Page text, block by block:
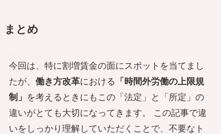
まとめ
今回は、特に割増賃金の面にスポットを当てまし
たが、 働き方改革における 「時間外労働の上限規
制」 を考えるときにもこの「法定」と「所定」の
違いがとても大切になってきます。 この記事で違
いをしっかり理解していただくことで、不要なト